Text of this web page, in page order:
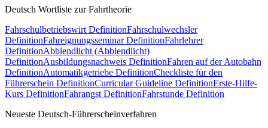
Deutsch Wortliste zur Fahrtheorie
Fahrschulbetriebswirt DefinitionFahrschulwechsler
DefinitionFahreignungsseminar DefinitionFahrlehrer
DefinitionAbblendlicht (Abblendlicht)
DefinitionAusbildungsnachweis DefinitionFahren auf der Autobahn
DefinitionAutomatikgetriebe DefinitionCheckliste für den
Führerschein DefinitionCurricular Guideline DefinitionErste-Hilfe-
Kurs DefinitionFahrangst DefinitionFahrstunde Definition
Neueste Deutsch-Führerscheinverfahren